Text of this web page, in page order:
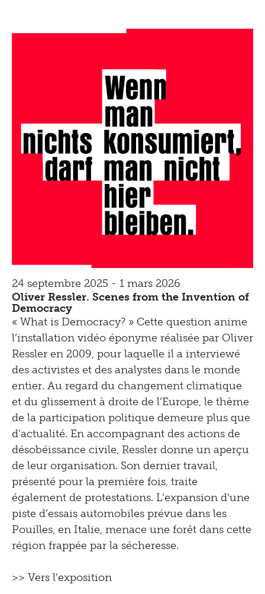
24 septembre 2025 - 1 mars 2026
Oliver Ressler. Scenes from the Invention of
Democracy
« What is Democracy? » Cette question anime
l’installation vidéo éponyme réalisée par Oliver
Ressler en 2009, pour laquelle il a interviewé
des activistes et des analystes dans le monde
entier. Au regard du changement climatique
et du glissement à droite de l’Europe, le thème
de la participation politique demeure plus que
d’actualité. En accompagnant des actions de
désobéissance civile, Ressler donne un aperçu
de leur organisation. Son dernier travail,
présenté pour la première fois, traite
également de protestations. L’expansion d’une
piste d’essais automobiles prévue dans les
Pouilles, en Italie, menace une forêt dans cette
région frappée par la sécheresse.
>> Vers l'exposition